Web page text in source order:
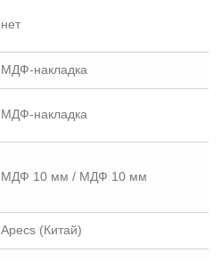
нет
МДФ-накладка
МДФ-накладка
МДФ 10 мм / МДФ 10 мм
Аpecs (Китай)